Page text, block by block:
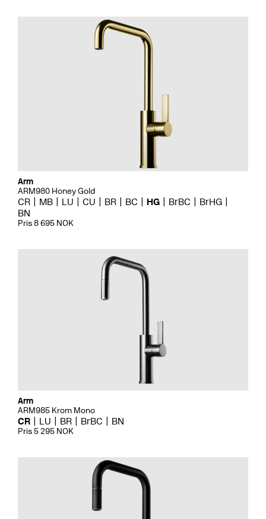
Arm
ARM980 Honey Gold
CR MB LU CU BR BC HG BrBC
BrHG
BN
Pris 8 695 NOK
Arm
ARM985 Krom Mono
CR LU BR BrBC BN
Pris 5 295 NOK